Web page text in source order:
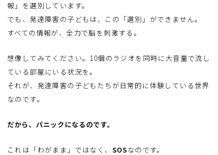
報」を選別しています。
でも、発達障害の子どもは、この「選別」ができません。
すべての情報が、全力で脳を刺激する。
想像してみてください。10個のラジオを同時に大音量で流し
ている部屋にいる状況を。
それが、発達障害の子どもたちが日常的に体験している世界
なのです。
だから、パニックになるのです。
これは「わがまま」ではなく、 SOSなのです。